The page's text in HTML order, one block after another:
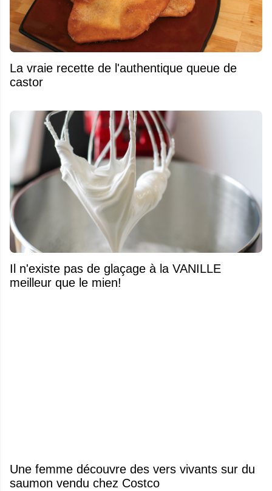
La vraie recette de l'authentique queue de
castor
Il n'existe pas de glaçage à la VANILLE
meilleur que le mien!
Une femme découvre des vers vivants sur du
saumon vendu chez Costco